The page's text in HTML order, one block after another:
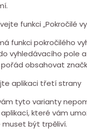
funkci „Pokročilé
funkci pokročilého
vyhledávacího pole
obsahovat
aplikaci třetí strany
tyto varianty
které vám
být trpěliví.